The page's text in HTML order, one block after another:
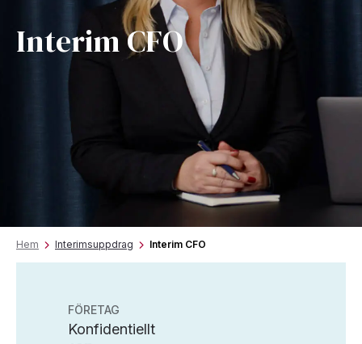
Interim CFO
Hem Interimsuppdrag Interim CFO
FÖRETAG
Konfidentiellt